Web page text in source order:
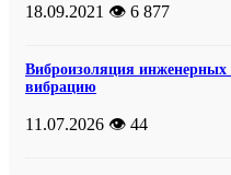
18.09.2021 👁️ 6 877
Виброизоляция
вибрацию
11.07.2026 👁️ 44